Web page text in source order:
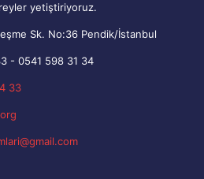
yetiştiriyoruz.
Sk. No:36 Pendik/İstanbul
- 0541 598 31 34
33